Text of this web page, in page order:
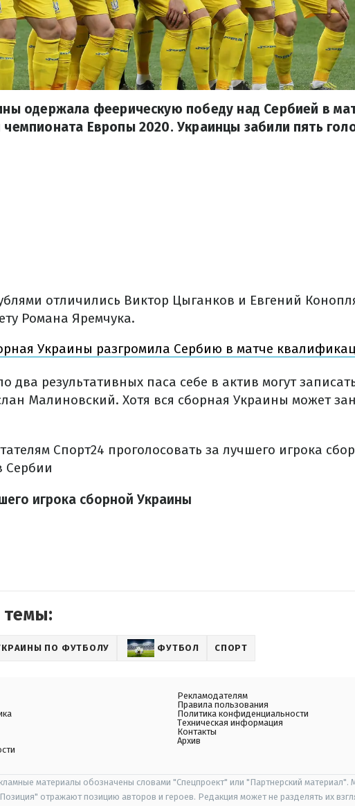
одержала феерическую победу над Сербией в
Европы 2020. Украинцы забили пять
отличились Виктор Цыганков и Евгений
Романа Яремчука.
Украины разгромила Сербию в матче
два результативных паса себе в актив могут
Малиновский. Хотя вся сборная Украины может
Спорт24 проголосовать за лучшего игрока
Сербии
игрока сборной Украины
темы:
ПО ФУТБОЛУ ФУТБОЛ СПОРТ
Рекламодателям
Правила пользования
Политика конфиденциальности
Техническая информация
Контакты
Архив
материалы обозначены словами "Спецпроект" или "Партнерский материал".
отражают позицию авторов и героев. Редакция может не разделять их